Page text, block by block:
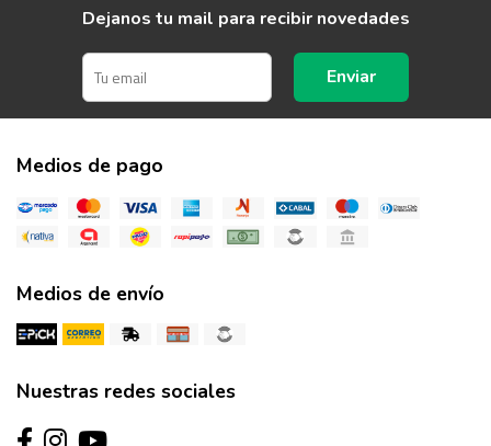
Dejanos tu mail para recibir novedades
Enviar
Medios de pago
Medios de envío
Nuestras redes sociales